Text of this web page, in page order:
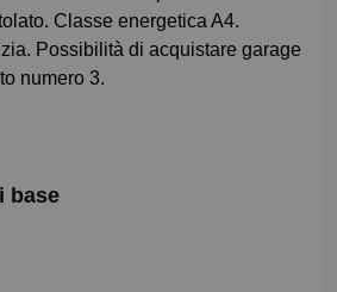
Classe energetica A4.
Possibilità di acquistare garage
numero 3.
base